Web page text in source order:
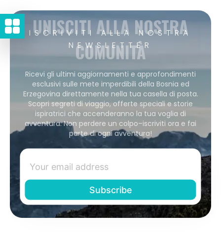
ISCRIVITI ALLA NOSTRA
NEWSLETTER
UNISCITI ALLA NOSTRA
COMUNITÀ
Ricevi gli ultimi aggiornamenti e approfondimenti
esclusivi sulle mete imperdibili della Bosnia ed
Erzegovina direttamente nella tua casella di posta.
Scopri segreti di viaggio, offerte speciali e storie
ispiratrici che accenderanno la tua voglia di
avventura. Non perdere un colpo–iscriviti ora e fai
parte di ogni avventura!